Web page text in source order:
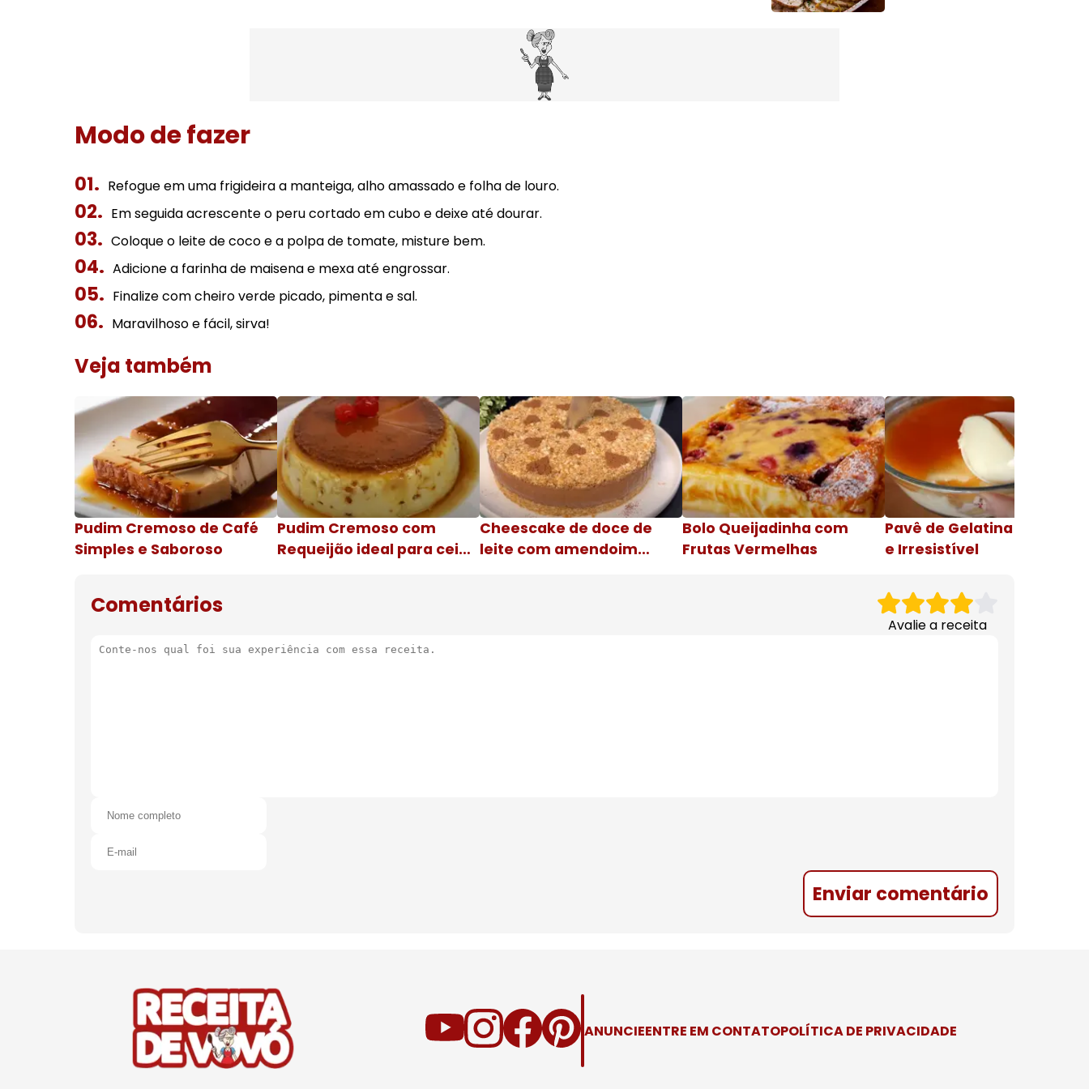
Modo de fazer
Refogue em uma frigideira a manteiga, alho amassado e folha de louro.
Em seguida acrescente o peru cortado em cubo e deixe até dourar.
Coloque o leite de coco e a polpa de tomate, misture bem.
Adicione a farinha de maisena e mexa até engrossar.
Finalize com cheiro verde picado, pimenta e sal.
Maravilhoso e fácil, sirva!
Veja também
Pudim Cremoso de Café
Simples e Saboroso
Pudim Cremoso com
Requeijão ideal para ceia
Cheescake de doce de
leite com amendoim
Bolo Queijadinha com
Frutas Vermelhas
Pavê de Gelatina Cremosa
e Irresistível
Comentários
Avalie a receita
Enviar comentário
ANUNCIEENTRE EM CONTATOPOLÍTICA DE PRIVACIDADE